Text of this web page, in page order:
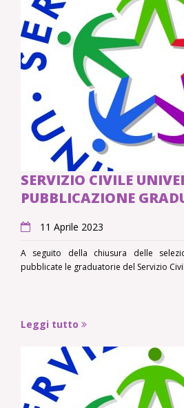
SERVIZIO CIVILE
PUBBLICAZIONE
11 Aprile 2023
A seguito della chiusura delle
pubblicate le graduatorie del Servizio
Leggi tutto